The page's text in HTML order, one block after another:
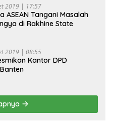
2019 | 17:57
ASEAN Tangani Masalah
di Rakhine State
2019 | 08:55
Kantor DPD